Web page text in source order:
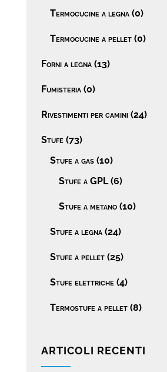
Termocucine a legna (0)
Termocucine a pellet (0)
Forni a legna (13)
Fumisteria (0)
Rivestimenti per camini (24)
Stufe (73)
Stufe a gas (10)
Stufe a GPL (6)
Stufe a metano (10)
Stufe a legna (24)
Stufe a pellet (25)
Stufe elettriche (4)
Termostufe a pellet (8)
ARTICOLI RECENTI